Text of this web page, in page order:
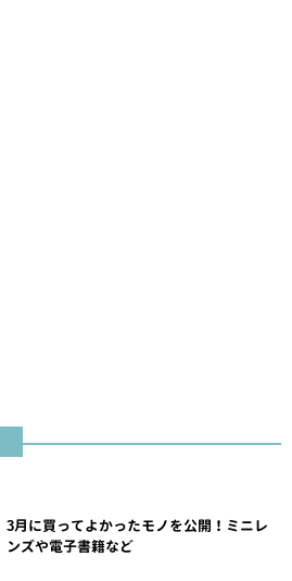
3月に買ってよかったモノを公開！ミニレ
ンズや電子書籍など